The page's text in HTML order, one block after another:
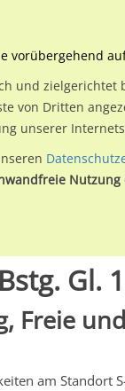
Planen
Gl.
Freie
am Standort
vorübergehend
und zielgerichtet
von Dritten
unserer